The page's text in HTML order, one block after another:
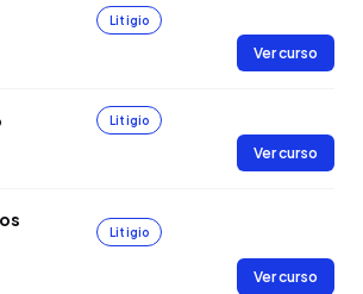
Litigio
Ver curso
Litigio
Ver curso
Litigio
Ver curso